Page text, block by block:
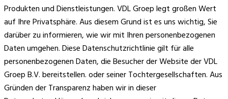
Produkten und Dienstleistungen. VDL Groep legt großen Wert
auf Ihre Privatsphäre. Aus diesem Grund ist es uns wichtig, Sie
darüber zu informieren, wie wir mit Ihren personenbezogenen
Daten umgehen. Diese Datenschutzrichtlinie gilt für alle
personenbezogenen Daten, die Besucher der Website der VDL
Groep B.V. bereitstellen. oder seiner Tochtergesellschaften. Aus
Gründen der Transparenz haben wir in dieser